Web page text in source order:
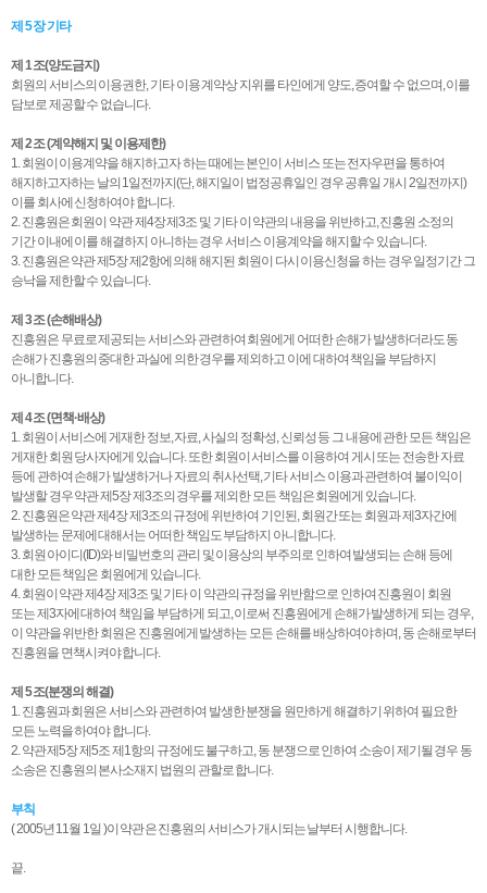
제 5 장 기타
제 1 조(양도금지)
회원의 서비스의 이용권한, 기타 이용 계약상 지위를 타인에게 양도, 증여할 수 없으며, 이를
담보로 제공할 수 없습니다.
제 2 조 (계약해지 및 이용제한)
1. 회원이 이용계약을 해지하고자 하는 때에는 본인이 서비스 또는 전자우편을 통하여
해지하고자하는 날의 1일전까지(단, 해지일이 법정공휴일인 경우 공휴일 개시 2일전까지)
이를 회사에 신청하여야 합니다.
2. 진흥원은 회원이 약관 제4장 제3조 및 기타 이 약관의 내용을 위반하고, 진흥원 소정의
기간 이내에 이를 해결하지 아니하는 경우 서비스 이용계약을 해지할 수 있습니다.
3. 진흥원은 약관 제5장 제2항에 의해 해지된 회원이 다시 이용신청을 하는 경우 일정기간 그
승낙을 제한할 수 있습니다.
제 3 조 (손해배상)
진흥원은 무료로 제공되는 서비스와 관련하여 회원에게 어떠한 손해가 발생하더라도 동
손해가 진흥원의 중대한 과실에 의한 경우를 제외하고 이에 대하여 책임을 부담하지
아니합니다.
제 4 조 (면책·배상)
1. 회원이 서비스에 게재한 정보, 자료, 사실의 정확성, 신뢰성 등 그 내용에 관한 모든 책임은
게재한 회원 당사자에게 있습니다. 또한 회원이 서비스를 이용하여 게시 또는 전송한 자료
등에 관하여 손해가 발생하거나 자료의 취사선택, 기타 서비스 이용과 관련하여 불이익이
발생할 경우 약관 제5장 제3조의 경우를 제외한 모든 책임은 회원에게 있습니다.
2. 진흥원은 약관 제4장 제3조의 규정에 위반하여 기인된, 회원간 또는 회원과 제3자간에
발생하는 문제에 대해서는 어떠한 책임도 부담하지 아니합니다.
3. 회원 아이디(ID)와 비밀번호의 관리 및 이용상의 부주의로 인하여 발생되는 손해 등에
대한 모든 책임은 회원에게 있습니다.
4. 회원이 약관 제4장 제3조 및 기타 이 약관의 규정을 위반함으로 인하여 진흥원이 회원
또는 제3자에 대하여 책임을 부담하게 되고, 이로써 진흥원에게 손해가 발생하게 되는 경우,
이 약관을 위반한 회원은 진흥원에게 발생하는 모든 손해를 배상하여야 하며, 동 손해로부터
진흥원을 면책시켜야 합니다.
제 5 조(분쟁의 해결)
1. 진흥원과 회원은 서비스와 관련하여 발생한 분쟁을 원만하게 해결하기 위하여 필요한
모든 노력을 하여야 합니다.
2. 약관 제5장 제5조 제1항의 규정에도 불구하고, 동 분쟁으로 인하여 소송이 제기될 경우 동
소송은 진흥원의 본사소재지 법원의 관할로 합니다.
부칙
( 2005년 11월 1일 )이 약관은 진흥원의 서비스가 개시되는 날부터 시행합니다.
끝.